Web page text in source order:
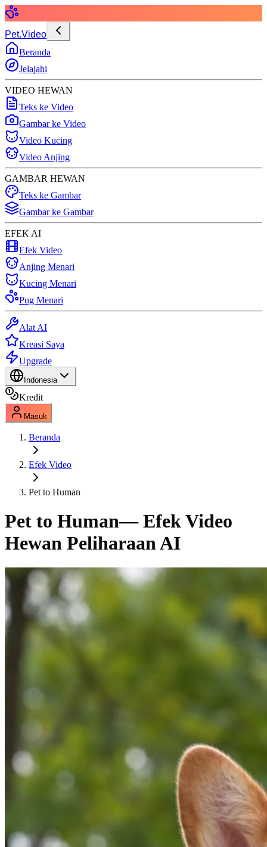
Pet.Video
Beranda
Jelajahi
VIDEO HEWAN
Teks ke Video
Gambar ke Video
Video Kucing
Video Anjing
GAMBAR HEWAN
Teks ke Gambar
Gambar ke Gambar
EFEK AI
Efek Video
Anjing Menari
Kucing Menari
Pug Menari
Alat AI
Kreasi Saya
Upgrade
Indonesia
Kredit
Masuk
Beranda
Efek Video
Pet to Human
Pet to Human— Efek Video
Hewan Peliharaan AI